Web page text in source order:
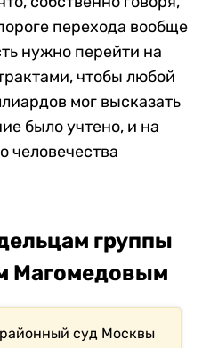
перехода вообще
нужно перейти на
чтобы любой
мог высказать
было учтено, и на
человечества
группы
Магомедовым
суд Москвы